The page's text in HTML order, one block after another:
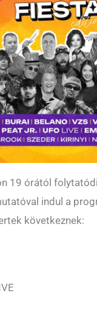
19 órától
indul a
következnek: